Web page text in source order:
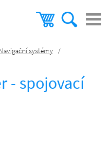
systémy /
- spojovací